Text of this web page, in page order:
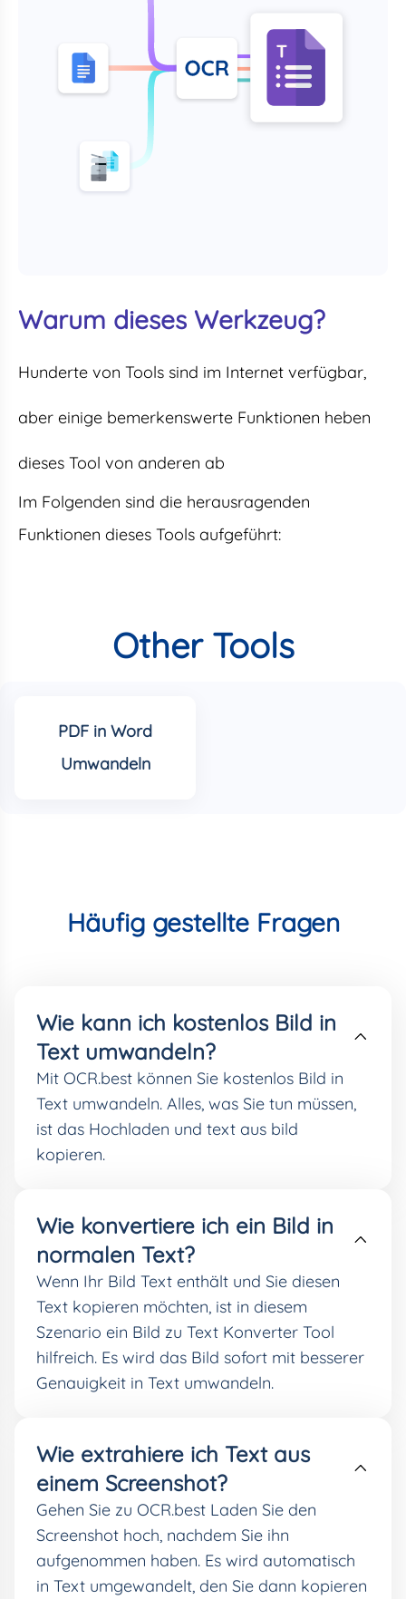
Warum dieses Werkzeug?
Hunderte von Tools sind im Internet verfügbar,
aber einige bemerkenswerte Funktionen heben
dieses Tool von anderen ab
Im Folgenden sind die herausragenden
Funktionen dieses Tools aufgeführt:
Other Tools
PDF in Word
Umwandeln
Häufig gestellte Fragen
Wie kann ich kostenlos Bild in
Text umwandeln?
Mit OCR.best können Sie kostenlos Bild in
Text umwandeln. Alles, was Sie tun müssen,
ist das Hochladen und text aus bild
kopieren.
Wie konvertiere ich ein Bild in
normalen Text?
Wenn Ihr Bild Text enthält und Sie diesen
Text kopieren möchten, ist in diesem
Szenario ein Bild zu Text Konverter Tool
hilfreich. Es wird das Bild sofort mit besserer
Genauigkeit in Text umwandeln.
Wie extrahiere ich Text aus
einem Screenshot?
Gehen Sie zu OCR.best Laden Sie den
Screenshot hoch, nachdem Sie ihn
aufgenommen haben. Es wird automatisch
in Text umgewandelt, den Sie dann kopieren